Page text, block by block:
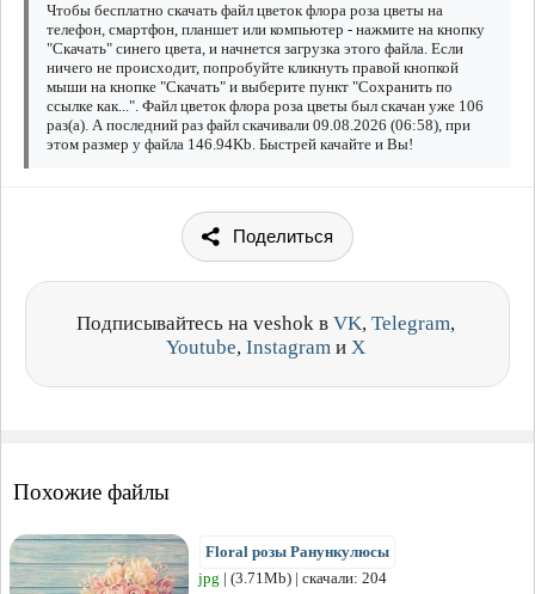
Чтобы бесплатно скачать файл цветок флора роза цветы на
телефон, смартфон, планшет или компьютер - нажмите на кнопку
"Скачать" синего цвета, и начнется загрузка этого файла. Если
ничего не происходит, попробуйте кликнуть правой кнопкой
мыши на кнопке "Скачать" и выберите пункт "Сохранить по
ссылке как...". Файл цветок флора роза цветы был скачан уже 106
раз(а). А последний раз файл скачивали 09.08.2026 (06:58), при
этом размер у файла 146.94Kb. Быстрей качайте и Вы!
Поделиться
Подписывайтесь на veshok в VK, Telegram,
Youtube, Instagram и X
Похожие файлы
Floral розы Ранункулюсы
jpg | (3.71Mb) | скачали: 204